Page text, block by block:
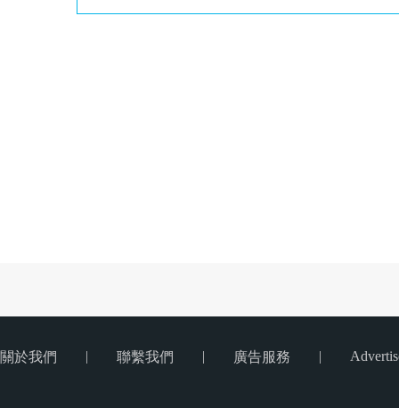
關於我們 | 聯繫我們 | 廣告服務 |